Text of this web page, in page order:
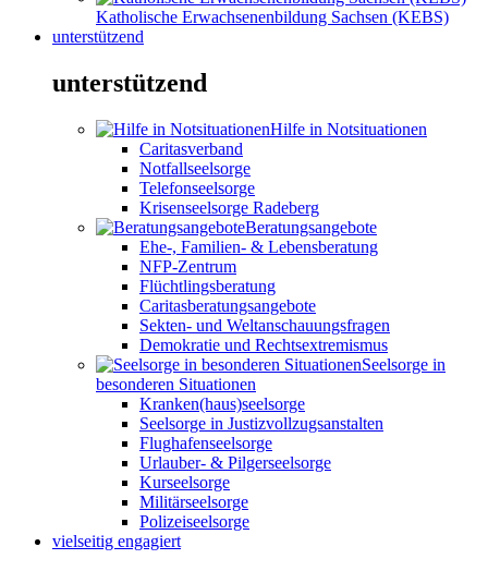
Katholische Erwachsenenbildung Sachsen (KEBS)
unterstützend
unterstützend
Hilfe in Notsituationen
Caritasverband
Notfallseelsorge
Telefonseelsorge
Krisenseelsorge Radeberg
Beratungsangebote
Ehe-, Familien- & Lebensberatung
NFP-Zentrum
Flüchtlingsberatung
Caritasberatungsangebote
Sekten- und Weltanschauungsfragen
Demokratie und Rechtsextremismus
Seelsorge in
besonderen Situationen
Kranken(haus)seelsorge
Seelsorge in Justizvollzugsanstalten
Flughafenseelsorge
Urlauber- & Pilgerseelsorge
Kurseelsorge
Militärseelsorge
Polizeiseelsorge
vielseitig engagiert